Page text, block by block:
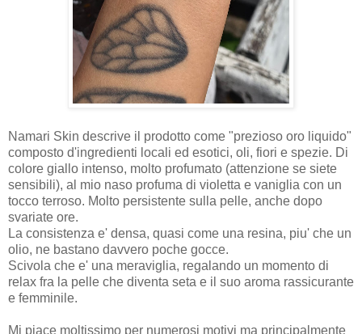
Namari Skin descrive il prodotto come "prezioso oro liquido"
composto d'ingredienti locali ed esotici, oli, fiori e spezie. Di
colore giallo intenso, molto profumato (attenzione se siete
sensibili), al mio naso profuma di violetta e vaniglia con un
tocco terroso. Molto persistente sulla pelle, anche dopo
svariate ore.
La consistenza e' densa, quasi come una resina, piu' che un
olio, ne bastano davvero poche gocce.
Scivola che e' una meraviglia, regalando un momento di
relax fra la pelle che diventa seta e il suo aroma rassicurante
e femminile.
Mi piace moltissimo per numerosi motivi ma principalmente